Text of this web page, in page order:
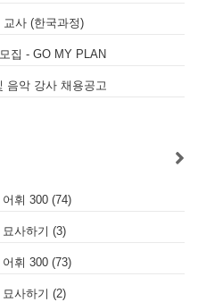
사 (한국과정)
집 - GO MY PLAN
음악 강사 채용공고
휘 300 (74)
사하기 (3)
휘 300 (73)
사하기 (2)